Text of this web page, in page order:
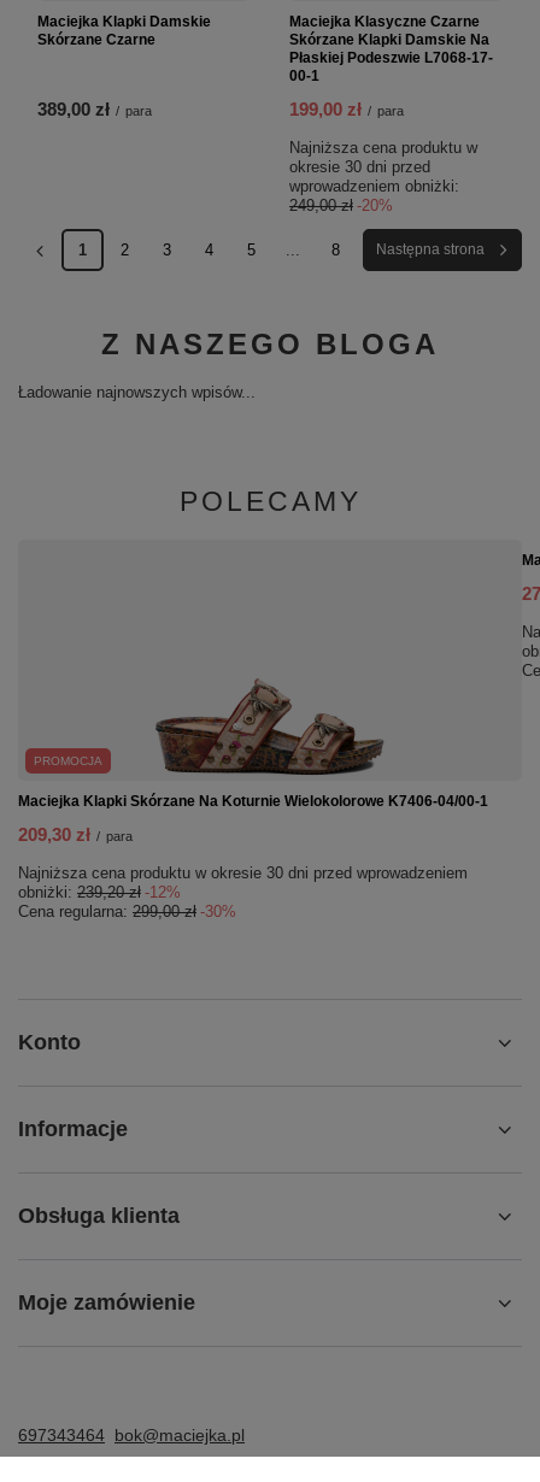
Maciejka Klapki Damskie
Skórzane Czarne
389,00 zł / para
Maciejka Klasyczne Czarne
Skórzane Klapki Damskie Na
Płaskiej Podeszwie L7068-17-
00-1
199,00 zł / para
Najniższa cena produktu w
okresie 30 dni przed
wprowadzeniem obniżki:
249,00 zł -20%
1 2 3 4 5 8 Następna strona
Z NASZEGO BLOGA
Ładowanie najnowszych wpisów...
POLECAMY
PROMOCJA
Maciejka Klapki Skórzane Na Koturnie Wielokolorowe K7406-04/00-1
209,30 zł / para
Najniższa cena produktu w okresie 30 dni przed wprowadzeniem
obniżki: 239,20 zł -12%
Cena regularna: 299,00 zł -30%
Konto
Informacje
Obsługa klienta
Moje zamówienie
697343464 bok@maciejka.pl